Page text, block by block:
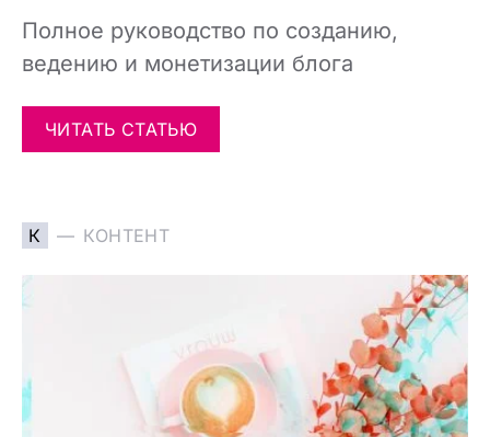
Полное руководство по созданию,
ведению и монетизации блога
ЧИТАТЬ СТАТЬЮ
К КОНТЕНТ